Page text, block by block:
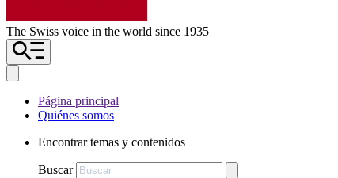
The Swiss voice in the world since 1935
Página principal
Quiénes somos
Encontrar temas y contenidos
Buscar